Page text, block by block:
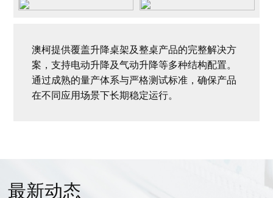
澳柯提供覆盖升降桌架及整桌产品的完整解决方
案，支持电动升降及气动升降等多种结构配置。
通过成熟的量产体系与严格测试标准，确保产品
在不同应用场景下长期稳定运行。
最新动态